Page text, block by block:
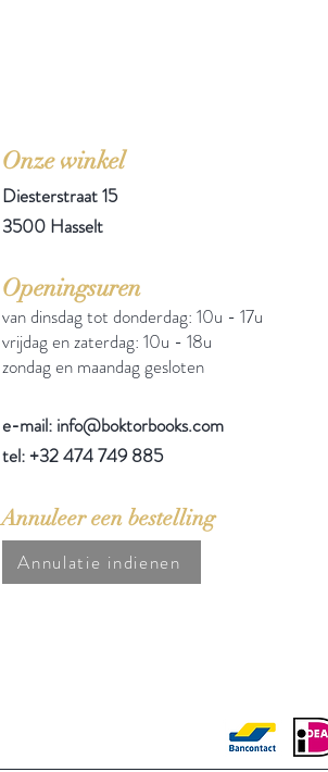
Onze winkel
Diesterstraat 15
3500 Hasselt
Openingsuren
van dinsdag tot donderdag: 10u - 17u
vrijdag en zaterdag: 10u - 18u
zondag en maandag gesloten
e-mail: info@boktorbooks.com
tel: +32 474 749 885
Annuleer een bestelling
Annulatie indienen